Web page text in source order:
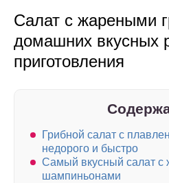
Салат с жареными
домашних вкусных
приготовления
Грибной салат с
недорого и быстро
Самый вкусный салат с
шампиньонами